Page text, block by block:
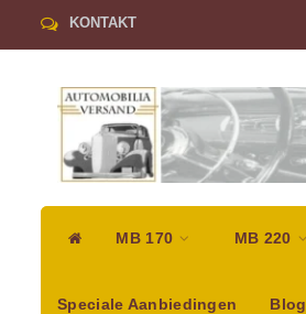
KONTAKT
MB 170 MB 220
Speciale Aanbiedingen Blog